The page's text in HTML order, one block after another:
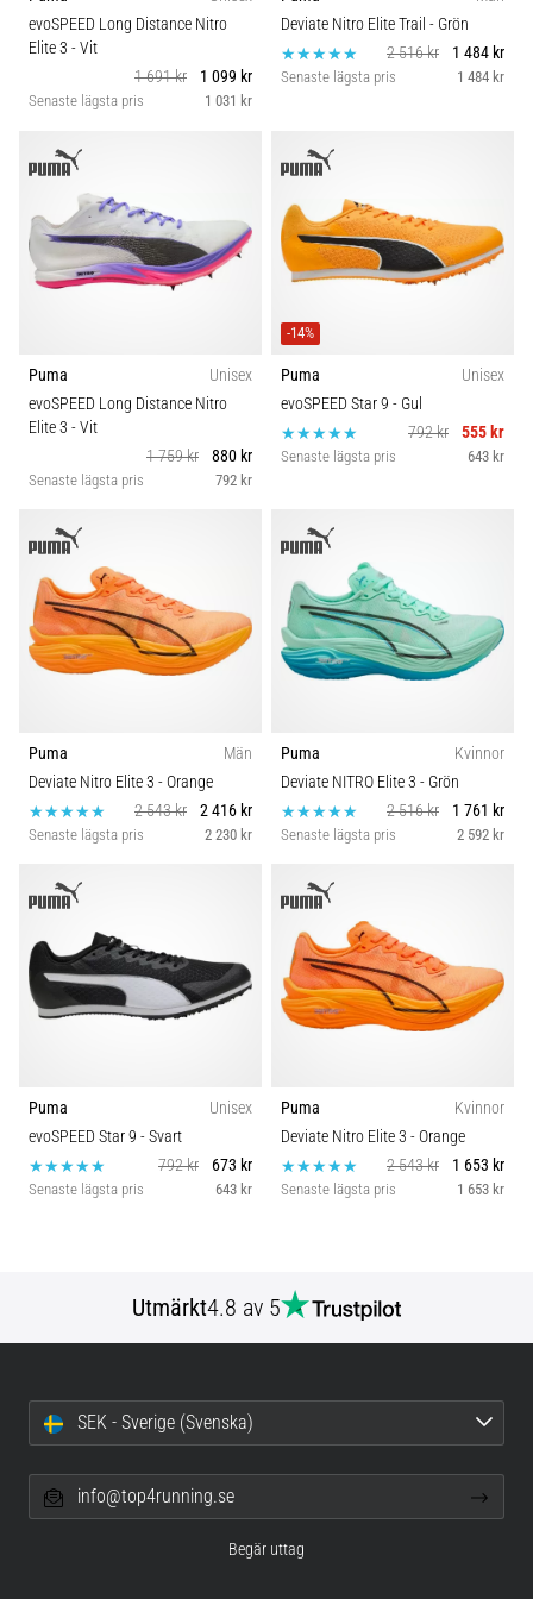
Hur
utförs
korrekt,
används
6. 8. 2026
Orsaker,
behandling
och
förebyggande
åtgärder
Löparknä,
även
känt
som
iliotibialbandssyndrom
(ITBS),
vanligt
hälsoproblem
som
löpare
av.
Vad…
Visa
alla
Kategori
Hållbarhet
Komfort och dämpning
Skobredd
evoSPEED Long Distance Nitro
Elite 3 - Vit
1 691 kr
1 099 kr
Senaste lägsta pris 1 031 kr
Deviate Nitro Elite Trail - Grön
2 516 kr
1 484 kr
Senaste lägsta pris 1 484 kr
Puma
Unisex
evoSPEED Long Distance Nitro
Elite 3 - Vit
1 759 kr
880 kr
Senaste lägsta pris 792 kr
-14%
Puma
Unisex
evoSPEED Star 9 - Gul
792 kr
555 kr
Senaste lägsta pris 643 kr
Puma
Män
Deviate Nitro Elite 3 - Orange
2 543 kr
2 416 kr
Senaste lägsta pris 2 230 kr
Puma
Kvinnor
Deviate NITRO Elite 3 - Grön
2 516 kr
1 761 kr
Senaste lägsta pris 2 592 kr
Puma
Unisex
evoSPEED Star 9 - Svart
792 kr
673 kr
Senaste lägsta pris 643 kr
Puma
Kvinnor
Deviate Nitro Elite 3 - Orange
2 543 kr
1 653 kr
Senaste lägsta pris 1 653 kr
Utmärkt4.8 av 5
SEK - Sverige (Svenska)
info@top4running.se
Begär uttag